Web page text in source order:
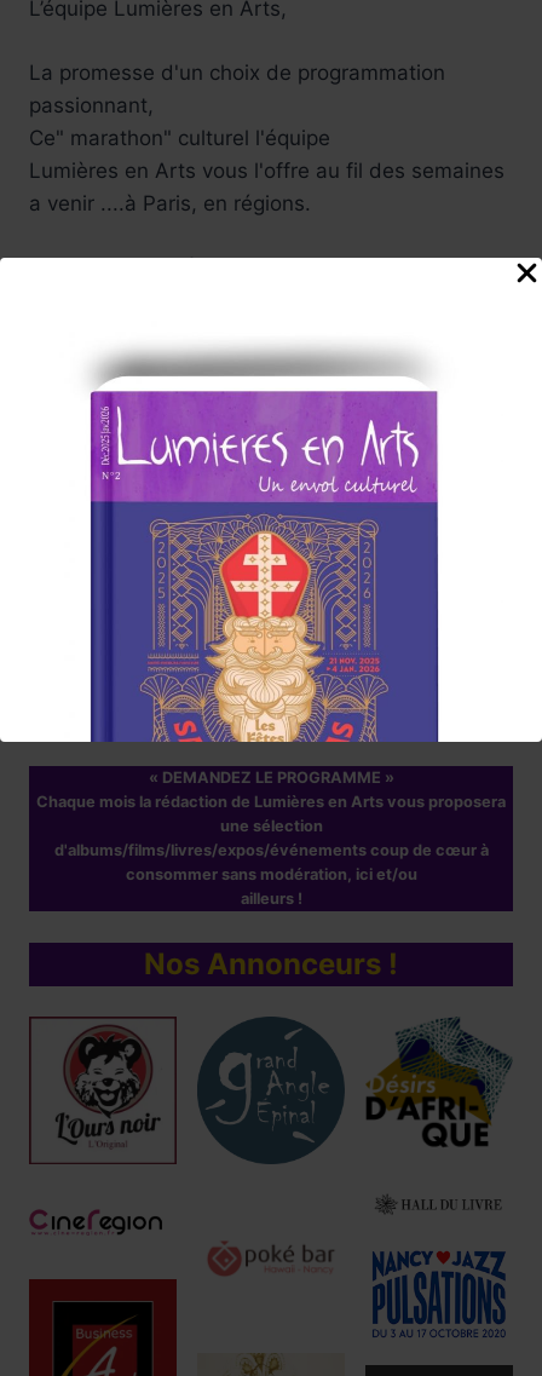
Réservez !
L’équipe Lumières en Arts,
La promesse d'un choix de programmation
passionnant,
Ce" marathon" culturel l'équipe
Lumières en Arts vous l'offre au fil des semaines
a venir ....à Paris, en régions.
Participez vous aussi à cette
aventure culturelle , nous serons attentifs à vos
suggestions .
Carine, et toute l'équipe
de rédaction du Magazine
Abonnez-vous à la Newsletter
Lumières en Arts
www.lumieresenarts.fr
@lumieresenartsofficiel
« DEMANDEZ LE PROGRAMME »
Chaque mois la rédaction de Lumières en Arts vous proposera
une sélection
d'albums/films/livres/expos/événements coup de cœur à
consommer sans modération, ici et/ou
ailleurs !
Nos Annonceurs !